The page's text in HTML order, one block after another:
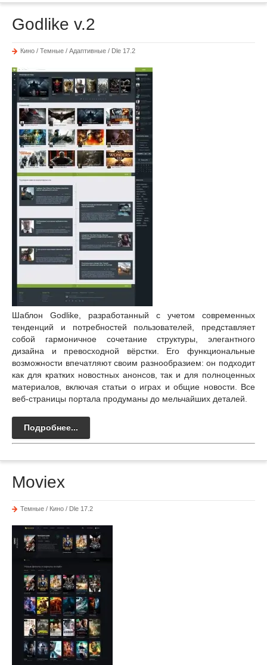
Godlike v.2
Кино / Темные / Адаптивные / Dle 17.2
Шаблон Godlike, разработанный с учетом современных
тенденций и потребностей пользователей, представляет
собой гармоничное сочетание структуры, элегантного
дизайна и превосходной вёрстки. Его функциональные
возможности впечатляют своим разнообразием: он подходит
как для кратких новостных анонсов, так и для полноценных
материалов, включая статьи о играх и общие новости. Все
веб-страницы портала продуманы до мельчайших деталей.
Подробнее...
Moviex
Темные / Кино / Dle 17.2